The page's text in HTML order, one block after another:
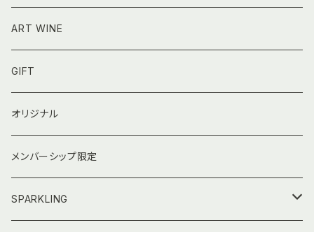
750㎖｜フルボトル
ART WINE
GIFT
オリジナル
メンバーシップ限定
SPARKLING